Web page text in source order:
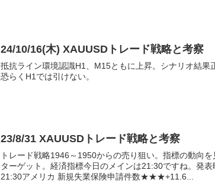
24/10/16(木) XAUUSDトレード戦略と考察
抵抗ライン環境認識H1、M15ともに上昇。シナリオ結果
恐らくH1では引けない。
23/8/31 XAUUSDトレード戦略と考察
トレード戦略1946～1950からの売り狙い。指標の動向
ターゲット。経済指標今日のメインは21:30ですね。発
21:30アメリカ 新規失業保険申請件数★★★+11.6...